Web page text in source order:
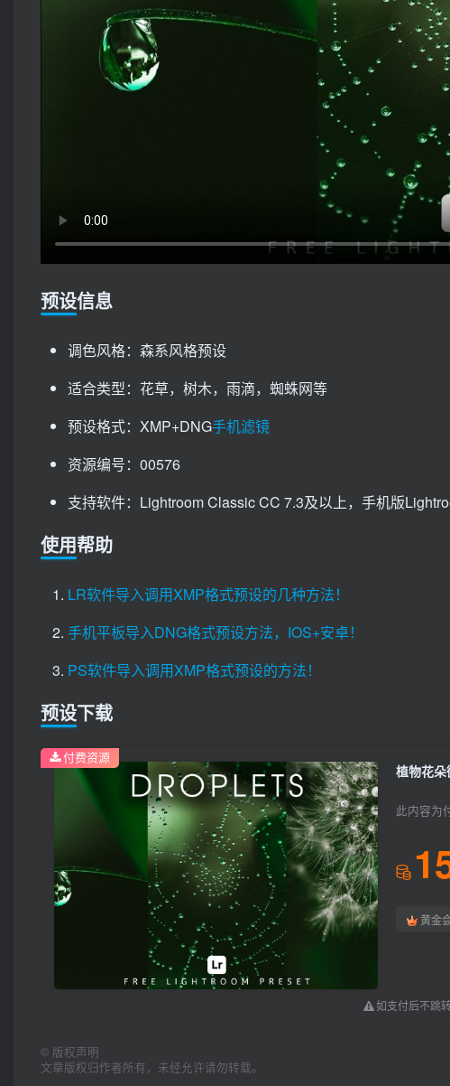
预设信息
调色风格：森系风格预设
适合类型：花草，树木，雨滴，蜘蛛网等
预设格式：XMP+DNG手机滤镜
资源编号：00576
支持软件：Lightroom Classic CC 7.3及以上，手机版
使用帮助
LR软件导入调用XMP格式预设的几种方法！
手机平板导入DNG格式预设方法，IOS+安卓！
PS软件导入调用XMP格式预设的方法！
预设下载
植物花
此内容为
黄金
如支付后不跳
付费资源
© 版权声明
文章版权归作者所有，未经允许请勿转载。